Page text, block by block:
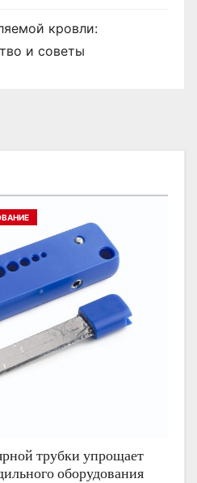
кровли:
и советы
трубки упрощает
оборудования